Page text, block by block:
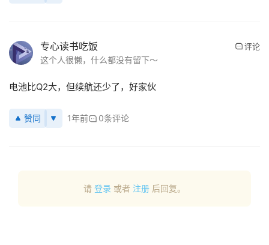
专心读书吃饭
这个人很懒，什么都没有留下～
评论
电池比Q2大，但续航还少了，好家伙
赞同 1年前 0条评论
请 登录 或者 注册 后回复。